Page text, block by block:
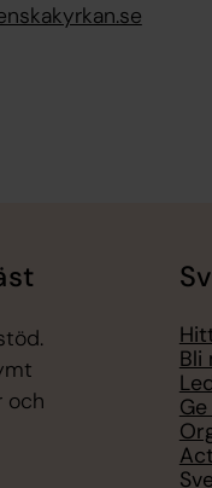
och
Bli